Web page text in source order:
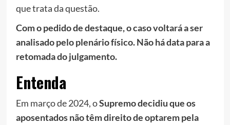
que trata da questão.
Com o pedido de destaque, o caso voltará a ser
analisado pelo plenário físico. Não há data para a
retomada do julgamento.
Entenda
Em março de 2024, oSupremo decidiu que os
aposentados não têm direito de optarem pela